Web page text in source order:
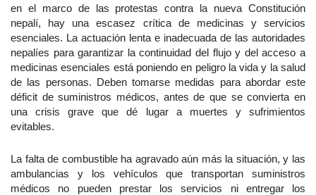
en el marco de las protestas contra la nueva Constitución
nepalí, hay una escasez crítica de medicinas y servicios
esenciales. La actuación lenta e inadecuada de las autoridades
nepalíes para garantizar la continuidad del flujo y del acceso a
medicinas esenciales está poniendo en peligro la vida y la salud
de las personas. Deben tomarse medidas para abordar este
déficit de suministros médicos, antes de que se convierta en
una crisis grave que dé lugar a muertes y sufrimientos
evitables.
La falta de combustible ha agravado aún más la situación, y las
ambulancias y los vehículos que transportan suministros
médicos no pueden prestar los servicios ni entregar los